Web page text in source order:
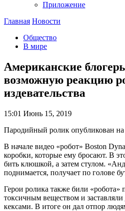
Приложение
Главная Новости
Общество
В мире
Американские
возможную реакцию
издевательства
15:01 Июнь 15, 2019
Пародийный ролик опубликован на
В начале видео «робот» Boston
коробки, которые ему бросают. В
бить клюшкой, а затем стулом.
поднимается, получает по голове
Герои ролика также били «робота»
токсичным веществом и
кексами. В итоге он дал отпор